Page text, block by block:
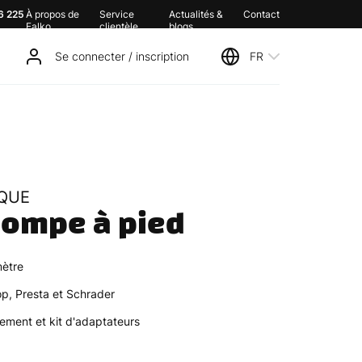
225À propos de
Falko
Service
clientèle
Actualités &
blogs
Contact
Se connecter / inscription FR
à pied
Presta et Schrader
et kit d'adaptateurs